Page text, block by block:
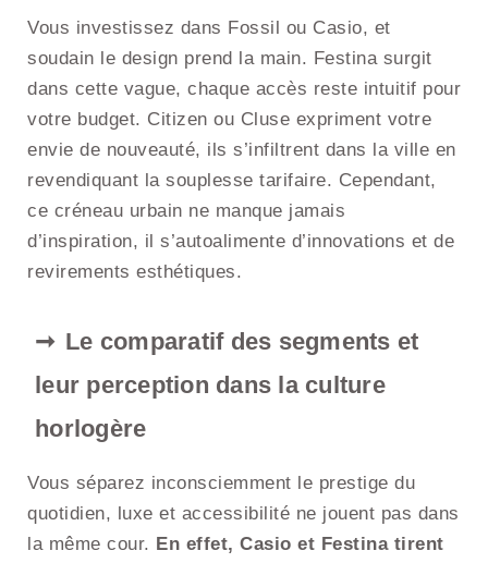
Vous investissez dans Fossil ou Casio, et
soudain le design prend la main. Festina surgit
dans cette vague, chaque accès reste intuitif pour
votre budget. Citizen ou Cluse expriment votre
envie de nouveauté, ils s’infiltrent dans la ville en
revendiquant la souplesse tarifaire. Cependant,
ce créneau urbain ne manque jamais
d’inspiration, il s’autoalimente d’innovations et de
revirements esthétiques.
Le comparatif des segments et
leur perception dans la culture
horlogère
Vous séparez inconsciemment le prestige du
quotidien, luxe et accessibilité ne jouent pas dans
la même cour. En effet, Casio et Festina tirent